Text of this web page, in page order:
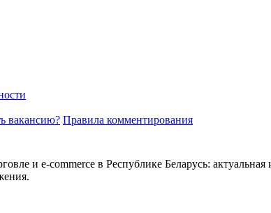
вакансию? Правила комментирования
и e-commerce в Республике Беларусь: